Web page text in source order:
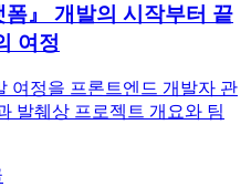
폼』 개발의 시작부터 끝
여정
여정을 프론트엔드 개발자 관
발췌상 프로젝트 개요와 팀